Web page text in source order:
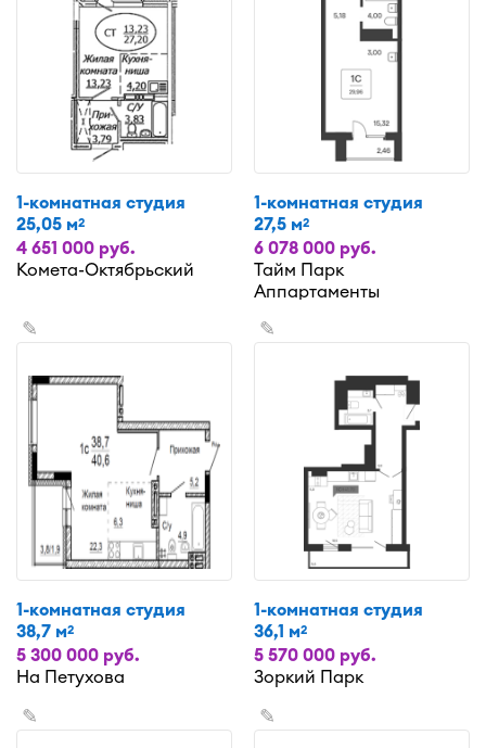
1-комнатная студия
25,05 м2
4 651 000 руб.
Комета-Октябрьский
1-комнатная студия
27,5 м2
6 078 000 руб.
Тайм Парк
Аппартаменты
✎
1-комнатная студия
38,7 м2
5 300 000 руб.
На Петухова
✎
1-комнатная студия
36,1 м2
5 570 000 руб.
Зоркий Парк
✎ ✎